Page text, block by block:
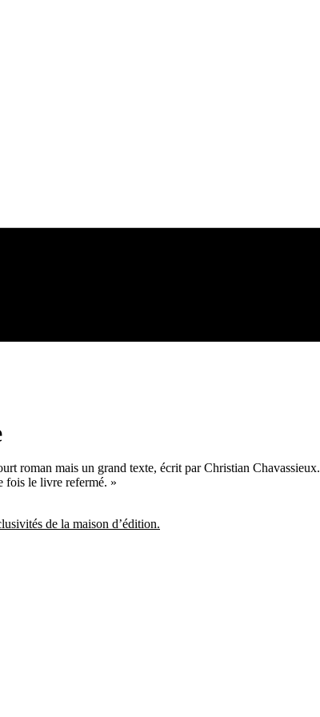
roman mais un grand texte, écrit par Christian Chavassieux.
fois le livre refermé. »
de la maison d’édition.